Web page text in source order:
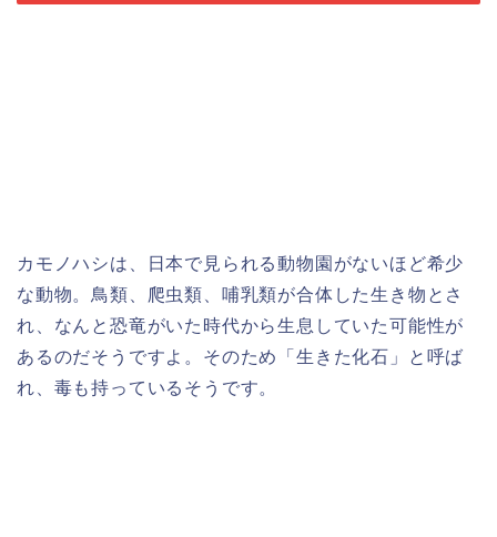
カモノハシは、日本で見られる動物園がないほど希少
な動物。鳥類、爬虫類、哺乳類が合体した生き物とさ
れ、なんと恐竜がいた時代から生息していた可能性が
あるのだそうですよ。そのため「生きた化石」と呼ば
れ、毒も持っているそうです。